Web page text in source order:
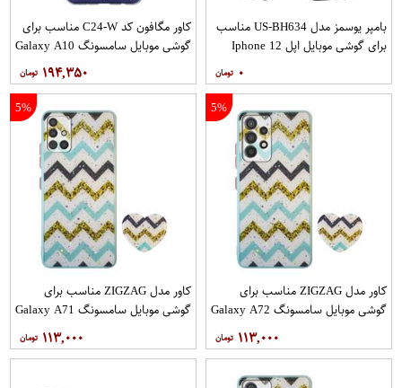
بامپر یوسمز مدل US-BH634 مناسب
برای گوشی موبایل اپل Iphone 12
۰
کاور مگافون کد C24-W مناسب برای
گوشی موبایل سامسونگ Galaxy A10
۱۹۴,۳۵۰
5%
کاور مدل ZIGZAG مناسب برای
گوشی موبایل سامسونگ Galaxy A72
۱۱۳,۰۰۰
5%
کاور مدل ZIGZAG مناسب برای
گوشی موبایل سامسونگ Galaxy A71
۱۱۳,۰۰۰